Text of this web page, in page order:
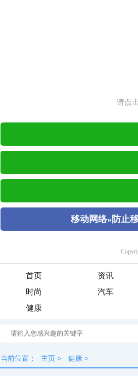
首页 资讯
时尚
汽车
健康
当前位置： 主页 > 健康 >